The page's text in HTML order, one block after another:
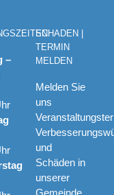
–
SCHADEN |
TERMIN
MELDEN
Melden Sie
uns
und
Schäden in
unserer